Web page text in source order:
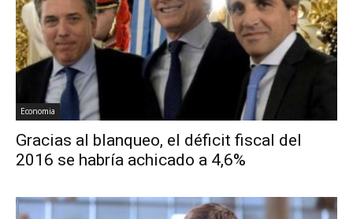
Economia
Gracias al blanqueo, el déficit fiscal del
2016 se habría achicado a 4,6%